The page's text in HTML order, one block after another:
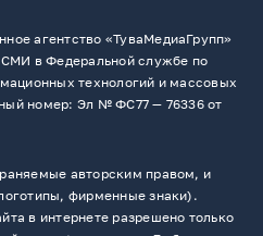
агентство «ТуваМедиаГрупп»
СМИ в Федеральной службе по
технологий и массовых
номер: Эл № ФС77 — 76336 от
авторским правом, и
фирменные знаки).
в интернете разрешено только